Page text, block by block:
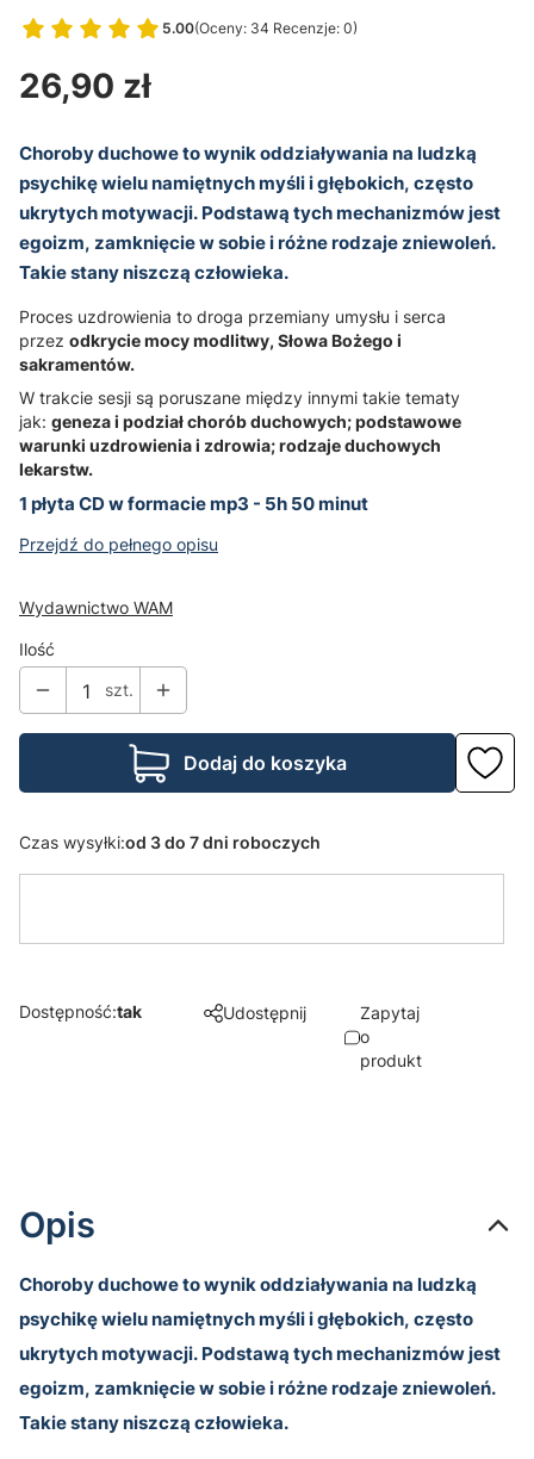
5.00(Oceny: 34 Recenzje: 0)
Przejdź do sekcji Opinie
Cena
26,90 zł
Choroby duchowe to wynik oddziaływania na ludzką
psychikę wielu namiętnych myśli i głębokich, często
ukrytych motywacji. Podstawą tych mechanizmów jest
egoizm, zamknięcie w sobie i różne rodzaje zniewoleń.
Takie stany niszczą człowieka.
Proces uzdrowienia to droga przemiany umysłu i serca
przez odkrycie mocy modlitwy, Słowa Bożego i
sakramentów.
W trakcie sesji są poruszane między innymi takie tematy
jak: geneza i podział chorób duchowych; podstawowe
warunki uzdrowienia i zdrowia; rodzaje duchowych
lekarstw.
1 płyta CD w formacie mp3 - 5h 50 minut
Przejdź do pełnego opisu
Wydawnictwo WAM
Ilość
szt.
Dodaj do koszyka
Czas wysyłki:od 3 do 7 dni roboczych
Dostępność:tak Udostępnij
Zapytaj
o
produkt
Opis
Choroby duchowe to wynik oddziaływania na ludzką
psychikę wielu namiętnych myśli i głębokich, często
ukrytych motywacji. Podstawą tych mechanizmów jest
egoizm, zamknięcie w sobie i różne rodzaje zniewoleń.
Takie stany niszczą człowieka.